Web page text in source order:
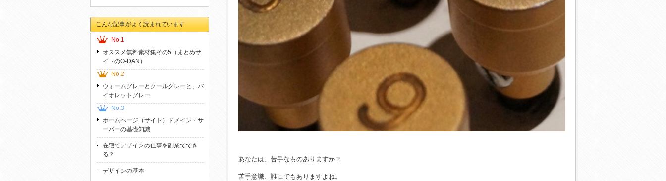
あなたは、苦手なものありますか？
苦手意識、誰にでもありますよね。
こんな記事がよく読まれています
No.1
オススメ無料素材集その5（まとめサ
イトのO-DAN）
No.2
ウォームグレーとクールグレーと、バ
イオレットグレー
No.3
ホームページ（サイト）ドメイン・サ
ーバーの基礎知識
在宅でデザインの仕事を副業ででき
る？
デザインの基本